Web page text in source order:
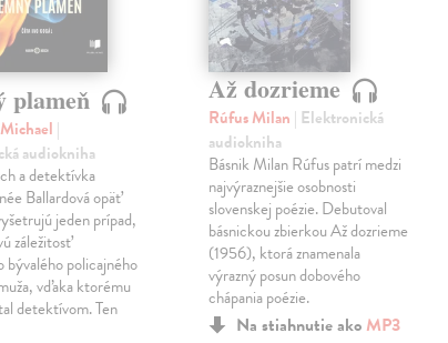
plameň
|
audiokniha
a detektívka
Ballardová opäť
jeden prípad,
záležitosť
bývalého policajného
vďaka ktorému
detektívom. Ten
Až dozrieme
Rúfus Milan | Elektronická
audiokniha
Básnik Milan Rúfus patrí medzi
najvýraznejšie osobnosti
slovenskej poézie. Debutoval
básnickou zbierkou Až dozrieme
(1956), ktorá znamenala
výrazný posun dobového
chápania poézie.
Na stiahnutie ako MP3